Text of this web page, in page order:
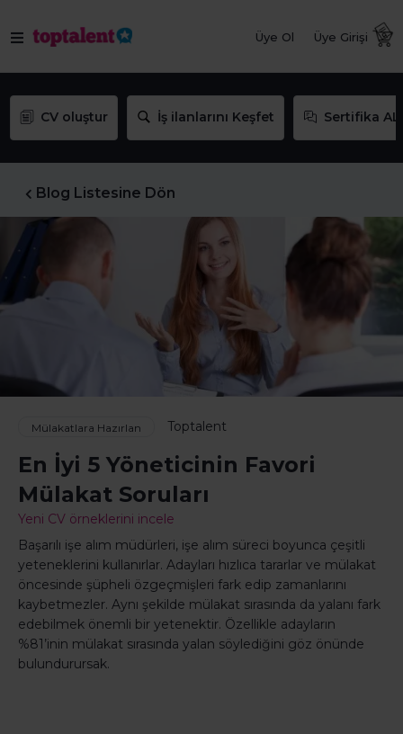
Üye Ol Üye Girişi
CV oluştur İş ilanlarını Keşfet Sertifika AL
Blog Listesine Dön
Mülakatlara Hazırlan Toptalent
En İyi 5 Yöneticinin Favori
Mülakat Soruları
Yeni CV örneklerini incele
Başarılı işe alım müdürleri, işe alım süreci boyunca çeşitli
yeteneklerini kullanırlar. Adayları hızlıca tararlar ve mülakat
öncesinde şüpheli özgeçmişleri fark edip zamanlarını
kaybetmezler. Aynı şekilde mülakat sırasında da yalanı fark
edebilmek önemli bir yetenektir. Özellikle adayların
%81’inin mülakat sırasında yalan söylediğini göz önünde
bulundurursak.